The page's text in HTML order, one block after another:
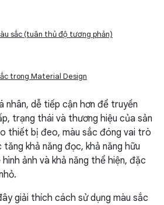
sắc (tuân thủ độ tương phản)
trong Material Design
nhân, dễ tiếp cận hơn để truyền
trạng thái và thương hiệu của sản
thiết bị đeo, màu sắc đóng vai trò
khả năng đọc, khả năng hữu
ảnh và khả năng thể hiện, đặc
giải thích cách sử dụng màu sắc